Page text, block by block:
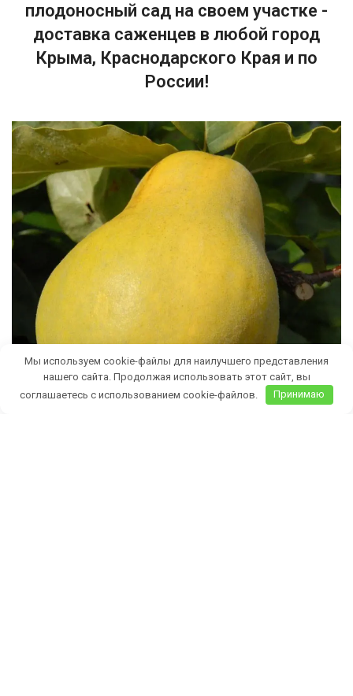
плодоносный сад на своем участке -
доставка саженцев в любой город
Крыма, Краснодарского Края и по
России!
Мы используем cookie-файлы для наилучшего представления
нашего сайта. Продолжая использовать этот сайт, вы
соглашаетесь с использованием cookie-файлов.
Принимаю